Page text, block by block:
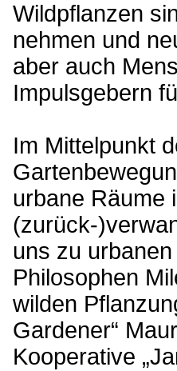
Wildpflanzen
nehmen und
aber auch
Impulsgebern
Im Mittelpunkt
urbane Räume
(zurück-
uns zu
Philosophen
wilden
Gardener“
Kooperative